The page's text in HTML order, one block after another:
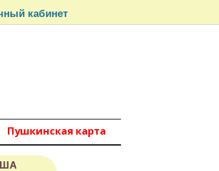
кабинет
Пушкинская карта